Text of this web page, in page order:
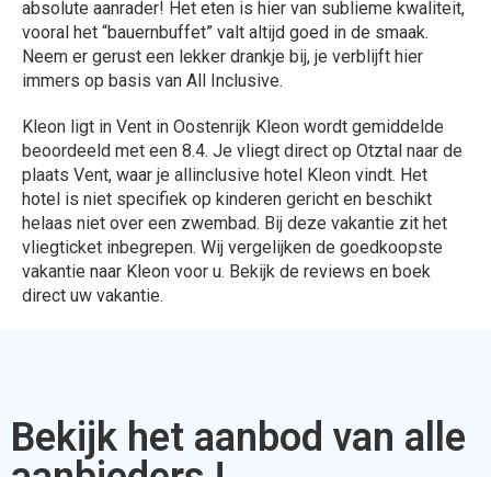
Bekijk het aanbod van alle
aanbieders !
324 Aanbiedingen